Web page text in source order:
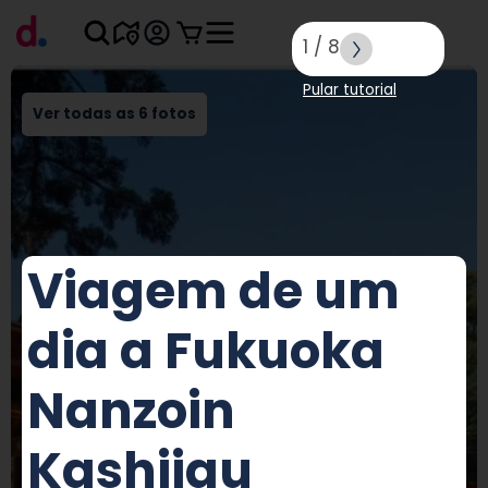
Ver todas as 6 fotos
Viagem de um
dia a Fukuoka
Nanzoin
Kashiigu
1 / 8
Pular tutorial